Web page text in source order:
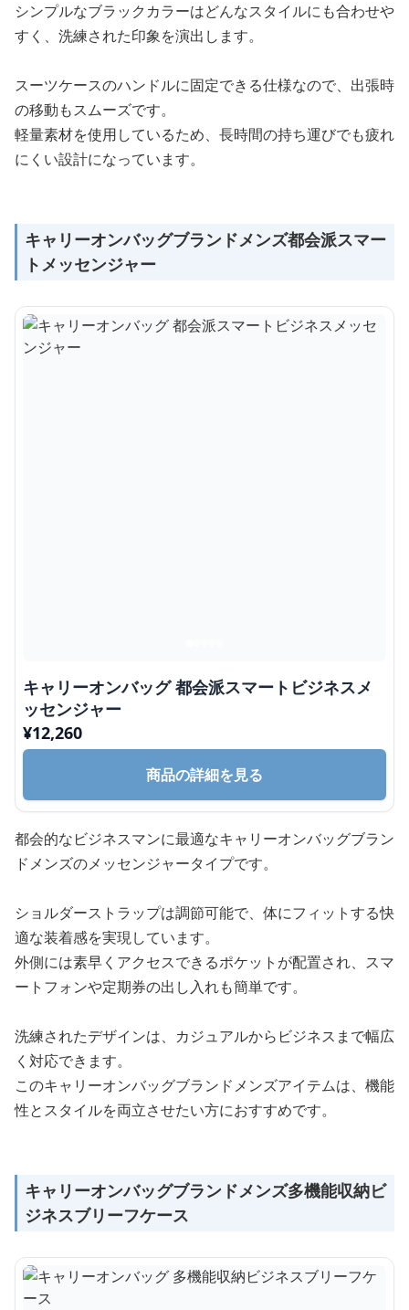
シンプルなブラックカラーはどんなスタイルにも合わせや
すく、洗練された印象を演出します。
スーツケースのハンドルに固定できる仕様なので、出張時
の移動もスムーズです。
軽量素材を使用しているため、長時間の持ち運びでも疲れ
にくい設計になっています。
キャリーオンバッグブランドメンズ都会派スマー
トメッセンジャー
キャリーオンバッグ 都会派スマートビジネスメ
ッセンジャー
¥12,260
商品の詳細を見る
都会的なビジネスマンに最適なキャリーオンバッグブラン
ドメンズのメッセンジャータイプです。
ショルダーストラップは調節可能で、体にフィットする快
適な装着感を実現しています。
外側には素早くアクセスできるポケットが配置され、スマ
ートフォンや定期券の出し入れも簡単です。
洗練されたデザインは、カジュアルからビジネスまで幅広
く対応できます。
このキャリーオンバッグブランドメンズアイテムは、機能
性とスタイルを両立させたい方におすすめです。
キャリーオンバッグブランドメンズ多機能収納ビ
ジネスブリーフケース